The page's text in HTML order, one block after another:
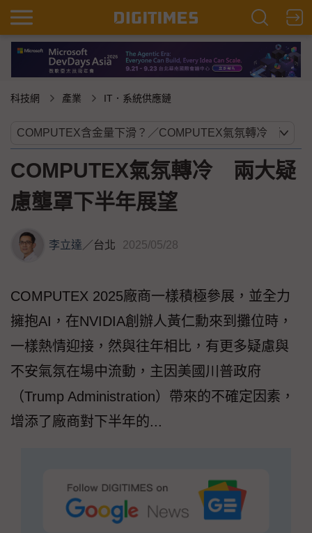
科技網 產業 IT．系統供應鏈
COMPUTEX氣氛轉冷 兩大疑
慮壟罩下半年展望
李立達／台北 2025/05/28
COMPUTEX 2025廠商一樣積極參展，並全力
擁抱AI，在NVIDIA創辦人黃仁勳來到攤位時，
一樣熱情迎接，然與往年相比，有更多疑慮與
不安氣氛在場中流動，主因美國川普政府
（Trump Administration）帶來的不確定因素，
增添了廠商對下半年的...